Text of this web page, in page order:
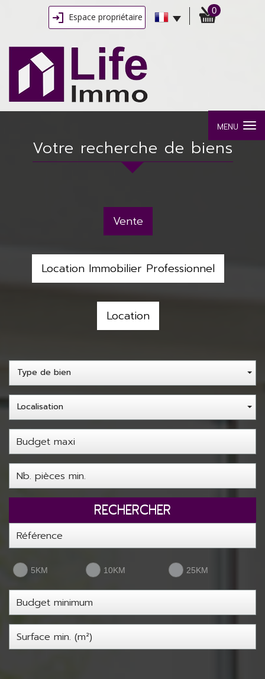
Espace propriétaire
0
MENU
Votre recherche de biens
Vente
Location Immobilier Professionnel
Location
Type de bien
Localisation
RECHERCHER
5KM 10KM 25KM